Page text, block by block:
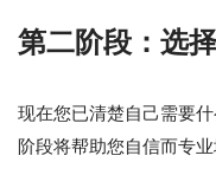
第二阶段：选
现在您已清楚自己需要
阶段将帮助您自信而专业